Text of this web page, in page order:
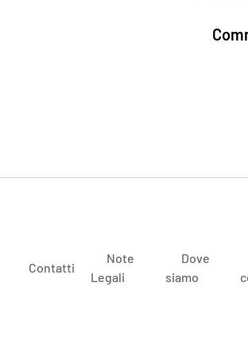
Contatti
Note
Legali
Dove
siamo